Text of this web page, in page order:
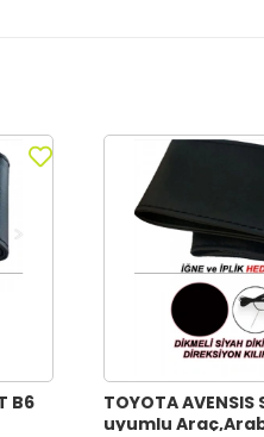
B6
TOYOTA AVENSIS
uyumlu